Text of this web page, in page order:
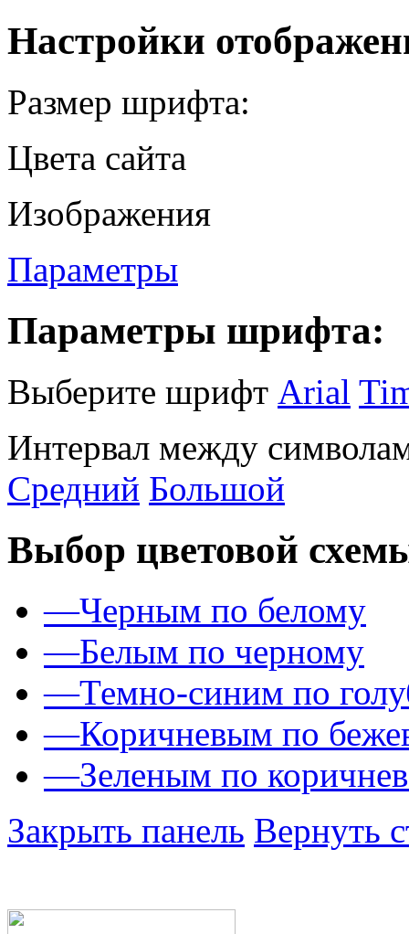
Настройки
Размер шрифта:
Цвета сайта
Изображения
Параметры
Параметры шрифта:
Выберите шрифт Arial
Интервал между
Средний Большой
Выбор цветовой
—Черным по белому
—Белым по черному
—Темно-синим по
—Коричневым по
—Зеленым по
Закрыть панель Вернуть